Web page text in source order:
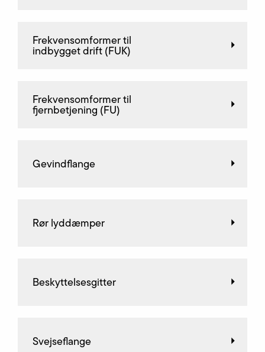
Frekvensomformer til
indbygget drift (FUK)
Frekvensomformer til
fjernbetjening (FU)
Gevindflange
Rør lyddæmper
Beskyttelsesgitter
Svejseflange